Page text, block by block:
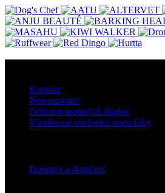
Kontakt
Provozovatel
Ochrana osobných údajov
Všeobecné obchodní podmínky
Doprava a doručení